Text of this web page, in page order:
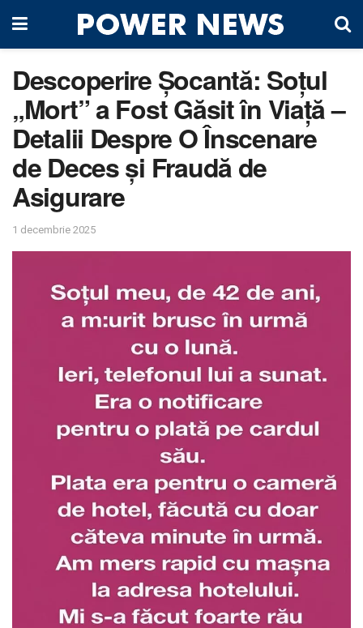
Descoperire Șocantă: Soțul
„Mort” a Fost Găsit în Viață –
Detalii Despre O Înscenare
de Deces și Fraudă de
Asigurare
1 decembrie 2025